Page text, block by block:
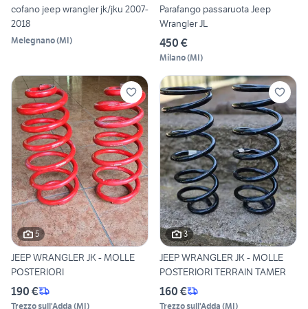
cofano jeep wrangler jk/jku 2007-
2018
Melegnano(MI)
Parafango passaruota Jeep
Wrangler JL
450 €
Milano(MI)
5
JEEP WRANGLER JK - MOLLE
POSTERIORI
190 €
Trezzo sull'Adda (MI)
3
JEEP WRANGLER JK - MOLLE
POSTERIORI TERRAIN TAMER
160 €
Trezzo sull'Adda (MI)